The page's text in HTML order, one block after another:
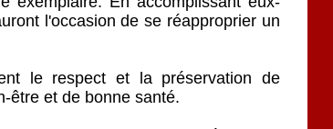
l'occasion de se réapproprier un
le respect et la préservation de
être et de bonne santé.